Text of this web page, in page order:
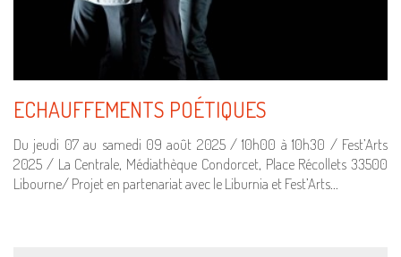
ECHAUFFEMENTS POÉTIQUES
Du jeudi 07 au samedi 09 août 2025 / 10h00 à 10h30 / Fest’Arts
2025 / La Centrale, Médiathèque Condorcet, Place Récollets 33500
Libourne/ Projet en partenariat avec le Liburnia et Fest’Arts…